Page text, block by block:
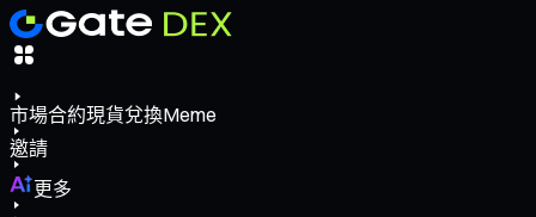
市場合約現貨兌換Meme
邀請
更多